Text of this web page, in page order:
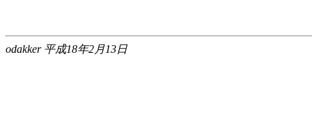
odakker 平成18年2月13日